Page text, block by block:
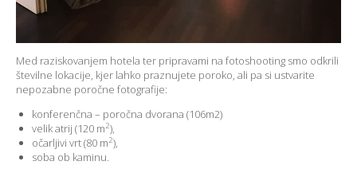
Med raziskovanjem hotela ter pripravami na fotoshooting smo odkrili
številne lokacije, kjer lahko praznujete poroko, ali pa si ustvarite
nepozabne poročne fotografije:
konferenčna – poročna dvorana (106m2)
velik atrij (120 m2),
očarljivi vrt (80 m2),
soba ob kaminu.